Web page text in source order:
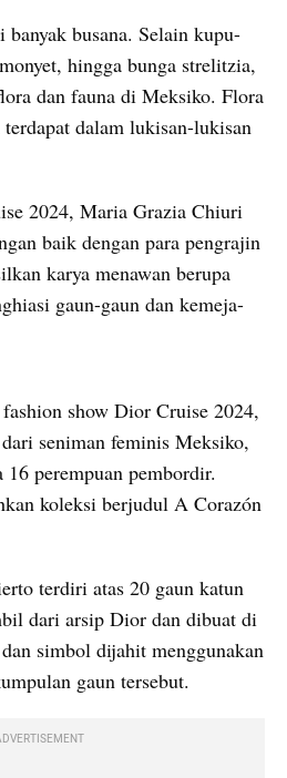
banyak busana. Selain kupu-
hingga bunga strelitzia,
dan fauna di Meksiko. Flora
dalam lukisan-lukisan
2024, Maria Grazia Chiuri
baik dengan para pengrajin
karya menawan berupa
gaun-gaun dan kemeja-
show Dior Cruise 2024,
seniman feminis Meksiko,
perempuan pembordir.
koleksi berjudul A Corazón
terdiri atas 20 gaun katun
dari arsip Dior dan dibuat di
simbol dijahit menggunakan
gaun tersebut.